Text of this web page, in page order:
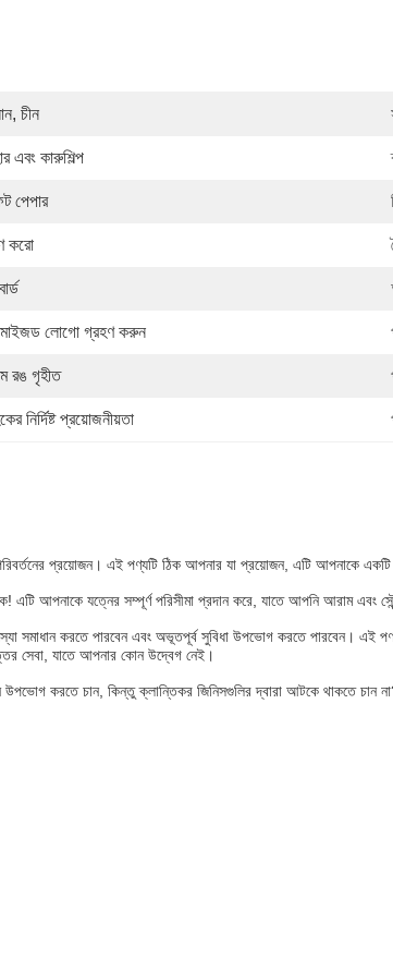
চীন
এবং কারুশিল্প
পেপার
করো
লোগো গ্রহণ করুন
রঙ গৃহীত
নির্দিষ্ট প্রয়োজনীয়তা
প্রয়োজন। এই পণ্যটি ঠিক আপনার যা প্রয়োজন, এটি আপনাকে
এটি আপনাকে যত্নের সম্পূর্ণ পরিসীমা প্রদান করে, যাতে আপনি আরাম এবং
সমাধান করতে পারবেন এবং অভূতপূর্ব সুবিধা উপভোগ করতে পারবেন।
সেবা, যাতে আপনার কোন উদ্বেগ নেই।
উপভোগ করতে চান, কিন্তু ক্লান্তিকর জিনিসগুলির দ্বারা আটকে থাকতে